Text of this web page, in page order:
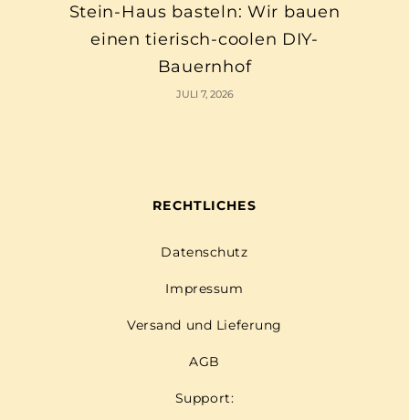
Stein-Haus basteln: Wir bauen
einen tierisch-coolen DIY-
Bauernhof
JULI 7, 2026
RECHTLICHES
Datenschutz
Impressum
Versand und Lieferung
AGB
Support: